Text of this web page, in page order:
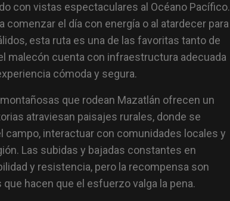
con vistas espectaculares al Océano Pacífico.
comenzar el día con energía o al atardecer para
esta ruta es una de las favoritas tanto de
malecón cuenta con infraestructura adecuada
cómoda y segura.
que rodean Mazatlán ofrecen un
atraviesan paisajes rurales, donde se
campo, interactuar con comunidades locales y
Las subidas y bajadas constantes en
y resistencia, pero la recompensa son
hacen que el esfuerzo valga la pena.